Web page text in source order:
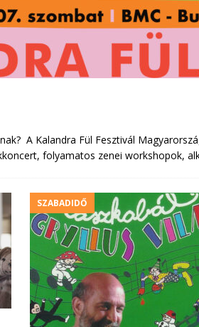
A Kalandra Fül Fesztivál
folyamatos zenei workshopok,
SZABADIDŐ